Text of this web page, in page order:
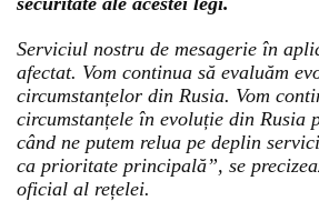
Serviciul nostru de mesagerie în
afectat. Vom continua să evaluăm
circumstanțelor din Rusia. Vom
circumstanțele în evoluție din Rusia
când ne putem relua pe deplin
ca prioritate principală”, se
oficial al rețelei.